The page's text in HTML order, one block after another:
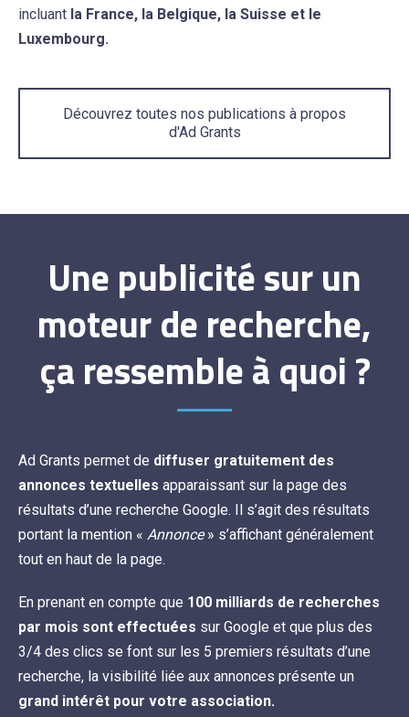
incluant la France, la Belgique, la Suisse et le
Luxembourg.
Découvrez toutes nos publications à propos
d'Ad Grants
Une publicité sur un
moteur de recherche,
ça ressemble à quoi ?
Ad Grants permet de diffuser gratuitement des
annonces textuelles apparaissant sur la page des
résultats d’une recherche Google. Il s’agit des résultats
portant la mention « Annonce» s’affichant généralement
tout en haut de la page.
En prenant en compte que 100 milliards de recherches
par mois sont effectuées sur Google et que plus des
3/4 des clics se font sur les 5 premiers résultats d’une
recherche, la visibilité liée aux annonces présente un
grand intérêt pour votre association.